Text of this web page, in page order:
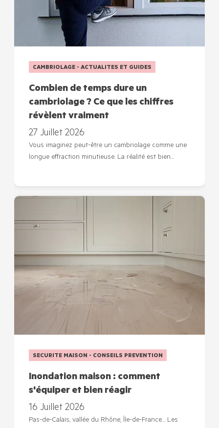
CAMBRIOLAGE - ACTUALITES ET GUIDES
Combien de temps dure un
cambriolage ? Ce que les chiffres
révèlent vraiment
27 Juillet 2026
Vous imaginez peut-être un cambriolage comme une
longue effraction minutieuse. La réalité est bien…
SECURITE MAISON - CONSEILS PREVENTION
Inondation maison : comment
s'équiper et bien réagir
16 Juillet 2026
Pas-de-Calais, vallée du Rhône, Île-de-France… Les